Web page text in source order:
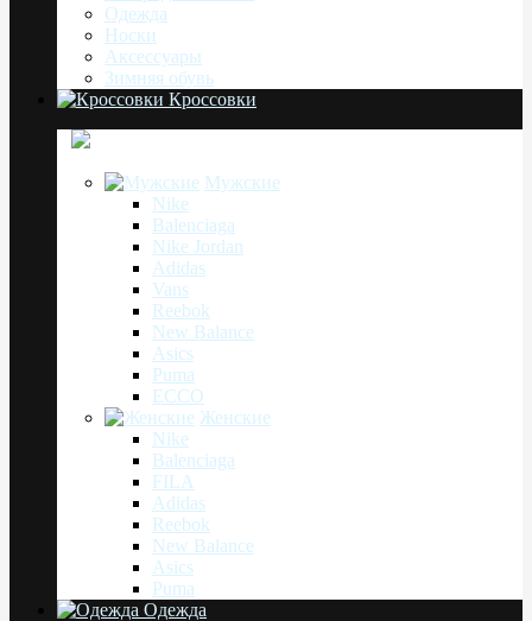
Одежда
Носки
Аксессуары
Зимняя обувь
Кроссовки
Мужские
Nike
Balenciaga
Nike Jordan
Adidas
Vans
Reebok
New Balance
Asics
Puma
ECCO
Женские
Nike
Balenciaga
FILA
Adidas
Reebok
New Balance
Asics
Puma
Одежда